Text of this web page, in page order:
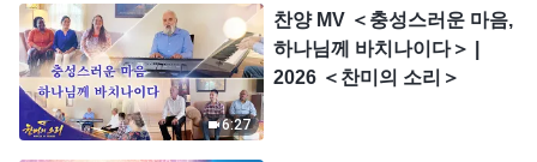
6:27
찬양 MV ＜충성스러운 마음,
하나님께 바치나이다＞ |
2026 ＜찬미의 소리＞